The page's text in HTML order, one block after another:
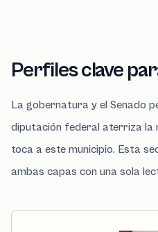
Perfiles clave
La gobernatura y el Senado
diputación federal aterriza
toca a este municipio. Esta
ambas capas con una sola